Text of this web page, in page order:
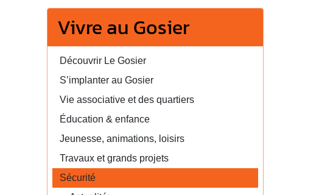
Vivre au Gosier
Découvrir Le Gosier
S’implanter au Gosier
Vie associative et des quartiers
Éducation & enfance
Jeunesse, animations, loisirs
Travaux et grands projets
Sécurité